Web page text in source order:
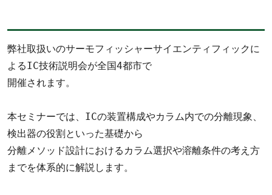
弊社取扱いのサーモフィッシャーサイエンティフィックに
よるIC技術説明会が全国4都市で
開催されます。
本セミナーでは、ICの装置構成やカラム内での分離現象、
検出器の役割といった基礎から
分離メソッド設計におけるカラム選択や溶離条件の考え方
までを体系的に解説します。